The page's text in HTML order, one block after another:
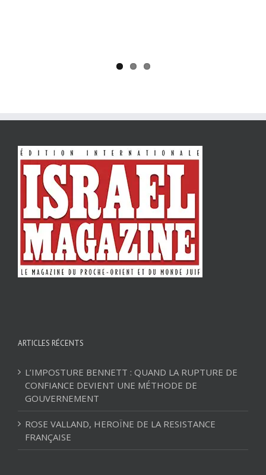
ARTICLES RÉCENTS
L’IMPOSTURE BENNETT : QUAND LA RUPTURE DE
CONFIANCE DEVIENT UNE MÉTHODE DE
GOUVERNEMENT
ROSE VALLAND, HEROÏNE DE LA RESISTANCE
FRANÇAISE